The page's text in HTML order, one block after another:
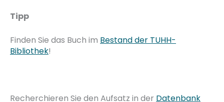
Tipp
Finden Sie das Buch im Bestand der TUHH-
Bibliothek!
Recherchieren Sie den Aufsatz in der Datenbank